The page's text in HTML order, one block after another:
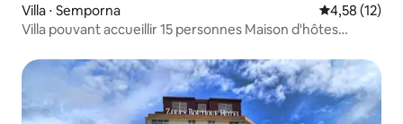
Villa ⋅ Semporna Évaluation
4,58 (12)
Villa pouvant accueillir 15 personnes Maison d'hôtes
chinois Petit déjeuner Semporna homestay